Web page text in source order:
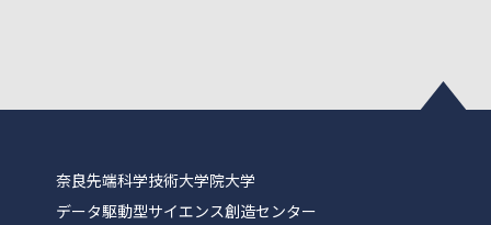
奈良先端科学技術大学院大学
データ駆動型サイエンス創造センター